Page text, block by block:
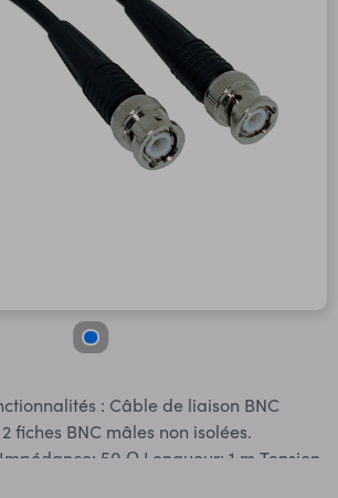
de liaison BNC
fiches BNC mâles non isolées.
central doré. Câble: